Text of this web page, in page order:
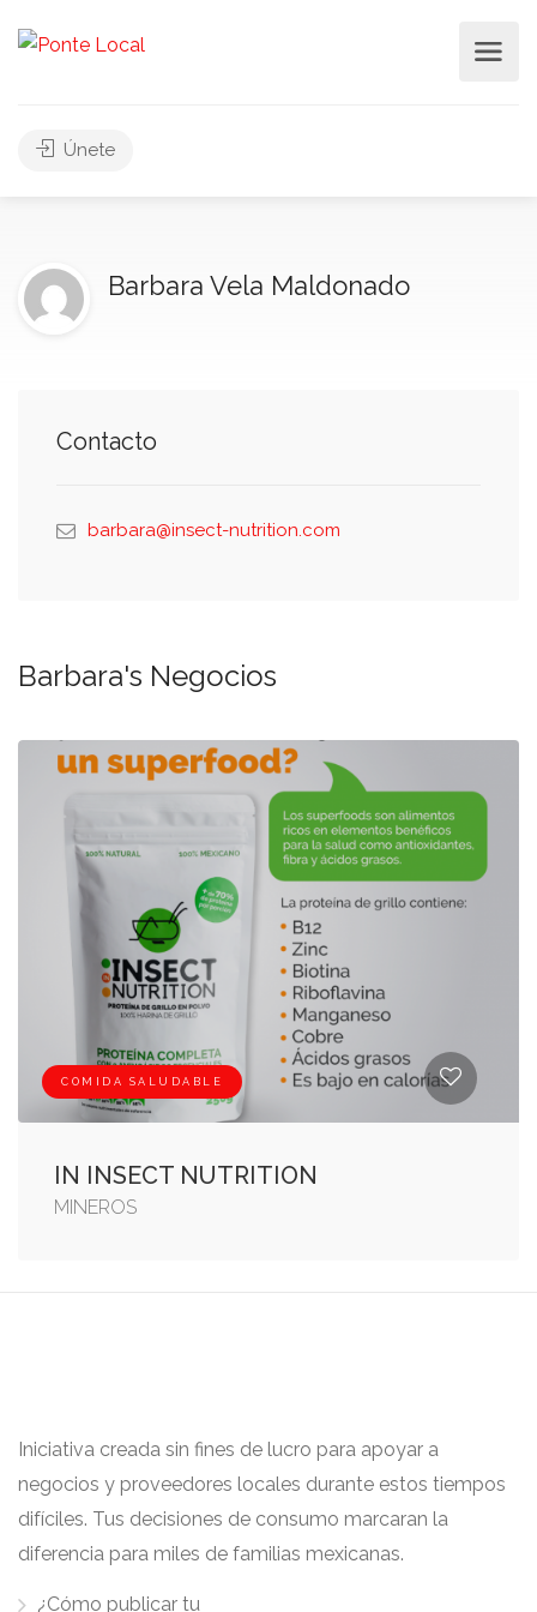
Únete
Barbara Vela Maldonado
Contacto
barbara@insect-nutrition.com
Barbara's Negocios
COMIDA SALUDABLE
IN INSECT NUTRITION
MINEROS
Iniciativa creada sin fines de lucro para apoyar a
negocios y proveedores locales durante estos tiempos
difíciles. Tus decisiones de consumo marcaran la
diferencia para miles de familias mexicanas.
¿Cómo publicar tu